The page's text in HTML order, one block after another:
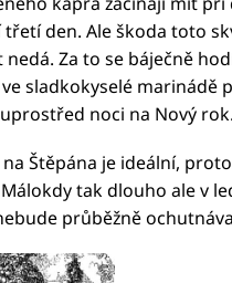
třetí den. Ale škoda toto
Za to se báječně
sladkokyselé marinádě
noci na Nový rok.
Štěpána je ideální,
tak dlouho ale v
průběžně